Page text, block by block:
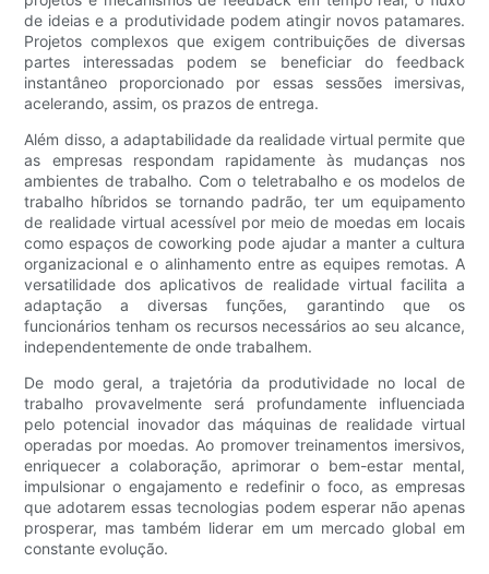
de ideias e a produtividade podem atingir novos patamares.
Projetos complexos que exigem contribuições de diversas
partes interessadas podem se beneficiar do feedback
instantâneo proporcionado por essas sessões imersivas,
acelerando, assim, os prazos de entrega.
Além disso, a adaptabilidade da realidade virtual permite que
as empresas respondam rapidamente às mudanças nos
ambientes de trabalho. Com o teletrabalho e os modelos de
trabalho híbridos se tornando padrão, ter um equipamento
de realidade virtual acessível por meio de moedas em locais
como espaços de coworking pode ajudar a manter a cultura
organizacional e o alinhamento entre as equipes remotas. A
versatilidade dos aplicativos de realidade virtual facilita a
adaptação a diversas funções, garantindo que os
funcionários tenham os recursos necessários ao seu alcance,
independentemente de onde trabalhem.
De modo geral, a trajetória da produtividade no local de
trabalho provavelmente será profundamente influenciada
pelo potencial inovador das máquinas de realidade virtual
operadas por moedas. Ao promover treinamentos imersivos,
enriquecer a colaboração, aprimorar o bem-estar mental,
impulsionar o engajamento e redefinir o foco, as empresas
que adotarem essas tecnologias podem esperar não apenas
prosperar, mas também liderar em um mercado global em
constante evolução.